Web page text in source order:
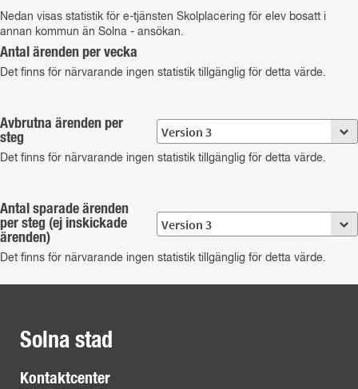
Nedan visas statistik för e-tjänsten Skolplacering för elev bosatt i
annan kommun än Solna - ansökan.
Antal ärenden per vecka
Det finns för närvarande ingen statistik tillgänglig för detta värde.
Avbrutna ärenden per
steg
Det finns för närvarande ingen statistik tillgänglig för detta värde.
Antal sparade ärenden
per steg (ej inskickade
ärenden)
Det finns för närvarande ingen statistik tillgänglig för detta värde.
Solna stad
Kontaktcenter